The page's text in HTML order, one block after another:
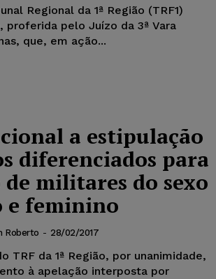
Regional da 1ª Região (TRF1)
proferida pelo Juízo da 3ª Vara
que, em ação...
a estipulação
diferenciados para
militares do sexo
e feminino
Roberto - 28/02/2017
TRF da 1ª Região, por unanimidade,
à apelação interposta por